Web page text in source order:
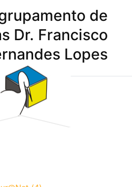
de
Dr. Francisco
Lopes